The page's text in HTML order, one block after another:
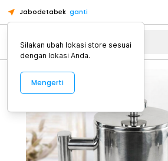
Jabodetabek ganti
Alat Kopi
Silakan ubah lokasi store sesuai
dengan lokasi Anda.
Mengerti